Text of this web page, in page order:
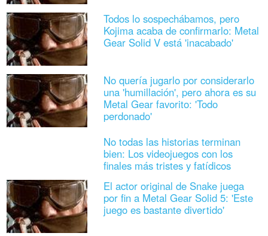
Todos lo sospechábamos, pero
Kojima acaba de confirmarlo: Metal
Gear Solid V está 'inacabado'
No quería jugarlo por considerarlo
una 'humillación', pero ahora es su
Metal Gear favorito: 'Todo
perdonado'
No todas las historias terminan
bien: Los videojuegos con los
finales más tristes y fatídicos
El actor original de Snake juega
por fin a Metal Gear Solid 5: 'Este
juego es bastante divertido'